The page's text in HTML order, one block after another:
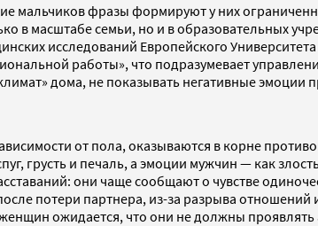
мальчиков фразы формируют у них
в масштабе семьи, но и в образовательных
исследований Европейского
работы», что подразумевает
дома, не показывать негативные эмоции
от пола, оказываются в корне
грусть и печаль, а эмоции мужчин — как
они чаще сообщают о чувстве
потери партнера, из-за разрыва отношений
ожидается, что они не должны проявлять